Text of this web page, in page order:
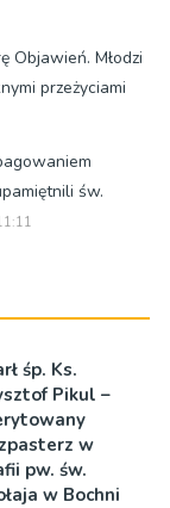
Objawień. Młodzi
przeżyciami
św.
śp. Ks.
Pikul –
w
pw. św.
w Bochni